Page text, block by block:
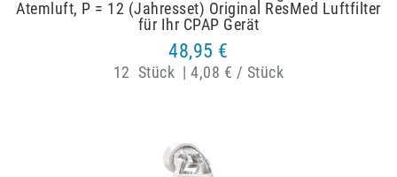
Atemluft, P = 12 (Jahresset) Original ResMed Luftfilter
für Ihr CPAP Gerät
48,95 €
12 Stück | 4,08 € / Stück